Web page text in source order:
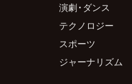
演劇・ダンス
テクノロジー
スポーツ
ジャーナリズム